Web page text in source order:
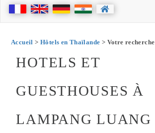
Accueil > Hôtels en Thaïlande > Votre recherche
HOTELS ET
GUESTHOUSES À
LAMPANG LUANG